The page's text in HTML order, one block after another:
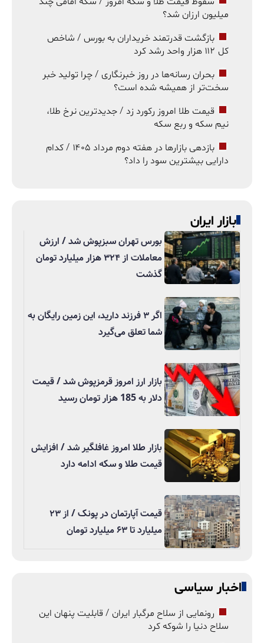
میلیون ارزان شد؟
بازگشت قدرتمند خریداران به بورس / شاخص
کل ۱۱۲ هزار واحد رشد کرد
بحران رسانه‌ها در روز خبرنگاری / چرا تولید خبر
سخت‌تر از همیشه شده است؟
قیمت طلا امروز رکورد زد / جدیدترین نرخ طلا،
نیم سکه و ربع سکه
بازدهی بازارها در هفته دوم مرداد ۱۴۰۵ / کدام
دارایی بیشترین سود را داد؟
بازار ایران
بورس تهران سبزپوش شد / ارزش
معاملات از ۳۲۴ هزار میلیارد تومان
گذشت
اگر ۳ فرزند دارید، این زمین رایگان به
شما تعلق می‌گیرد
بازار ارز امروز قرمزپوش شد / قیمت
دلار به 185 هزار تومان رسید
بازار طلا امروز غافلگیر شد / افزایش
قیمت طلا و سکه ادامه دارد
قیمت آپارتمان در پونک / از ۲۳
میلیارد تا ۶۳ میلیارد تومان
اخبار سیاسی
رونمایی از سلاح مرگبار ایران / قابلیت پنهان این
سلاح دنیا را شوکه کرد